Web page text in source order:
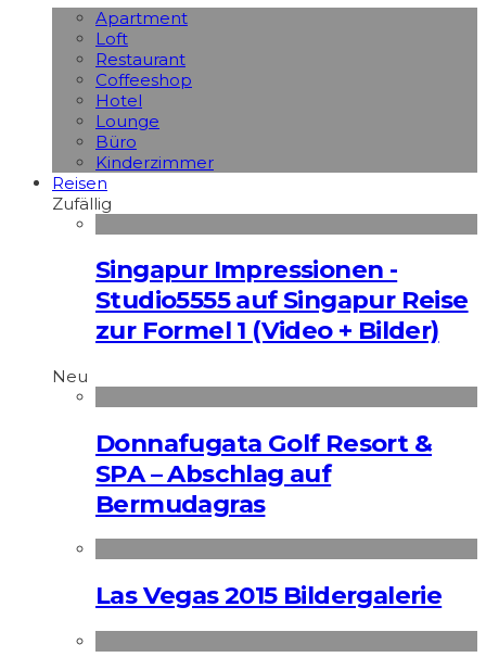
Apart­ment
Loft
Restaurant
Coffeeshop
Hotel
Lounge
Büro
Kinderzimmer
Reisen
Zufällig
Singapur Impressionen -
Studio5555 auf Singapur Reise
zur Formel 1 (Video + Bilder)
Neu
Donnafugata Golf Resort &
SPA – Abschlag auf
Bermudagras
Las Vegas 2015 Bildergalerie